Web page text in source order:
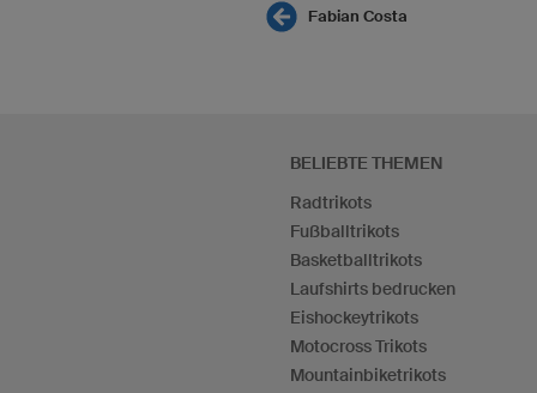
Fabian Costa
BELIEBTE THEMEN
Radtrikots
Fußballtrikots
Basketballtrikots
Laufshirts bedrucken
Eishockeytrikots
Motocross Trikots
Mountainbiketrikots